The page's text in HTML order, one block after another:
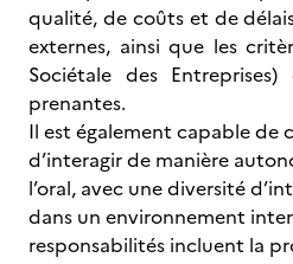
qualité, de coûts et de
externes, ainsi que les
Sociétale des
prenantes.
Il est également capable de
d’interagir de manière
l’oral, avec une diversité
dans un environnement
responsabilités incluent la